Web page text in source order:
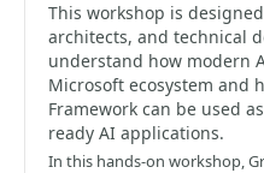
This workshop is
architects, and technical
understand how modern
Microsoft ecosystem and
Framework can be used
ready AI applications.
In this hands-on workshop,